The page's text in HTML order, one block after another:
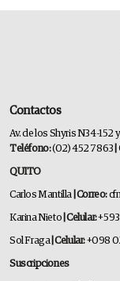
Contactos
Av. de los Shyris N34-152
Teléfono:(02) 452 7863
QUITO
Carlos Mantilla | Correo:
Karina Nieto | Celular:
Sol Fraga| Celular:+098
Suscripciones